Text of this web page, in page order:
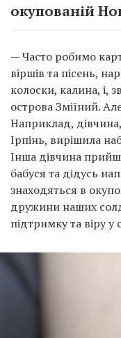
окупованій
— Часто робимо
віршів та пісень,
колоски, калина, і,
острова Зміїний.
Наприклад,
Ірпінь, вирішила
Інша дівчина
бабуся та дідусь
знаходяться в
дружини наших
підтримку та віру у